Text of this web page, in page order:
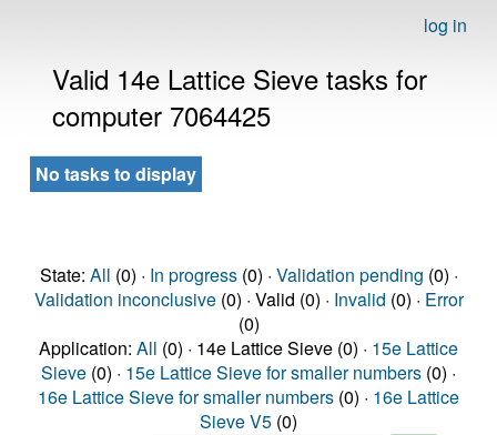
log in
Valid 14e Lattice Sieve tasks for
computer 7064425
No tasks to display
State: All (0) · In progress(0) · Validation pending (0) ·
Validation inconclusive(0) · Valid (0) · Invalid (0) · Error
(0)
Application: All (0) · 14e Lattice Sieve (0) · 15e Lattice
Sieve (0) · 15e Lattice Sieve for smaller numbers (0) ·
16e Lattice Sieve for smaller numbers (0) · 16e Lattice
Sieve V5 (0)